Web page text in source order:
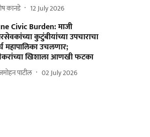
कानडे 12 July 2026
Civic Burden: माजी
कुटुंबीयांच्या उपचाराचा
महापालिका उचलणार;
खिशाला आणखी फटका
पाटील 02 July 2026